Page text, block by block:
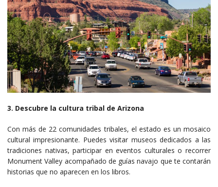
3. Descubre la cultura tribal de Arizona
Con más de 22 comunidades tribales, el estado es un mosaico
cultural impresionante. Puedes visitar museos dedicados a las
tradiciones nativas, participar en eventos culturales o recorrer
Monument Valley acompañado de guías navajo que te contarán
historias que no aparecen en los libros.